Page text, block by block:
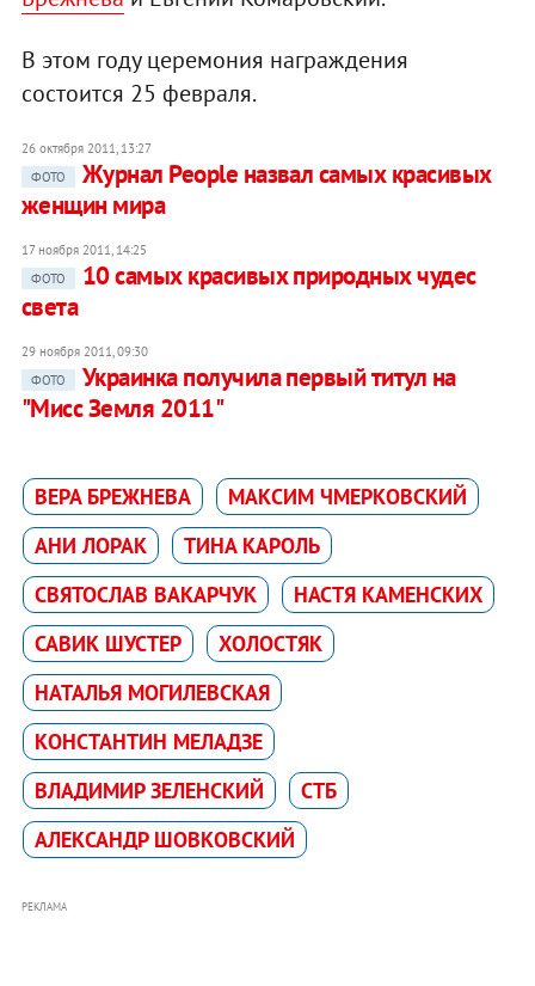
В этом году церемония награждения
состоится 25 февраля.
26 октября 2011, 13:27
ФОТО
Журнал People назвал самых красивых
женщин мира
17 ноября 2011, 14:25
ФОТО
10 самых красивых природных чудес
света
29 ноября 2011, 09:30
ФОТО
Украинка получила первый титул на
"Мисс Земля 2011"
ВЕРА БРЕЖНЕВА
МАКСИМ ЧМЕРКОВСКИЙ
АНИ ЛОРАК
ТИНА КАРОЛЬ
СВЯТОСЛАВ ВАКАРЧУК
НАСТЯ КАМЕНСКИХ
САВИК ШУСТЕР
ХОЛОСТЯК
НАТАЛЬЯ МОГИЛЕВСКАЯ
КОНСТАНТИН МЕЛАДЗЕ
ВЛАДИМИР ЗЕЛЕНСКИЙ
СТБ
АЛЕКСАНДР ШОВКОВСКИЙ
РЕКЛАМА